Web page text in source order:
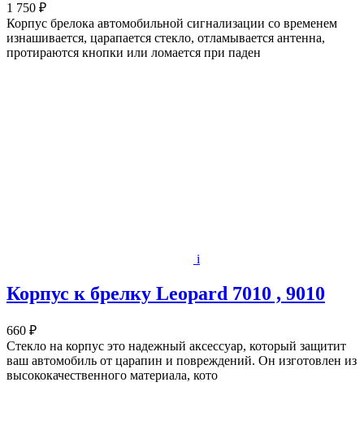
1 750 ₽
Корпус брелока автомобильной сигнализации со временем
изнашивается, царапается стекло, отламывается антенна,
протираются кнопки или ломается при паден
i
Корпус к брелку Leopard 7010 , 9010
660 ₽
Стекло на корпус это надежный аксессуар, который защитит
ваш автомобиль от царапин и повреждений. Он изготовлен из
высококачественного материала, кото